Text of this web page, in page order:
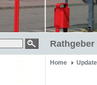
Rathgeber
Home